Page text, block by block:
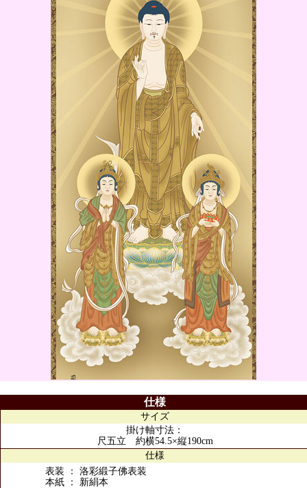
仕様
サイズ
掛け軸寸法：
尺五立 約横54.5×縦190cm
仕様
表装 ： 洛彩緞子佛表装
本紙 ： 新絹本